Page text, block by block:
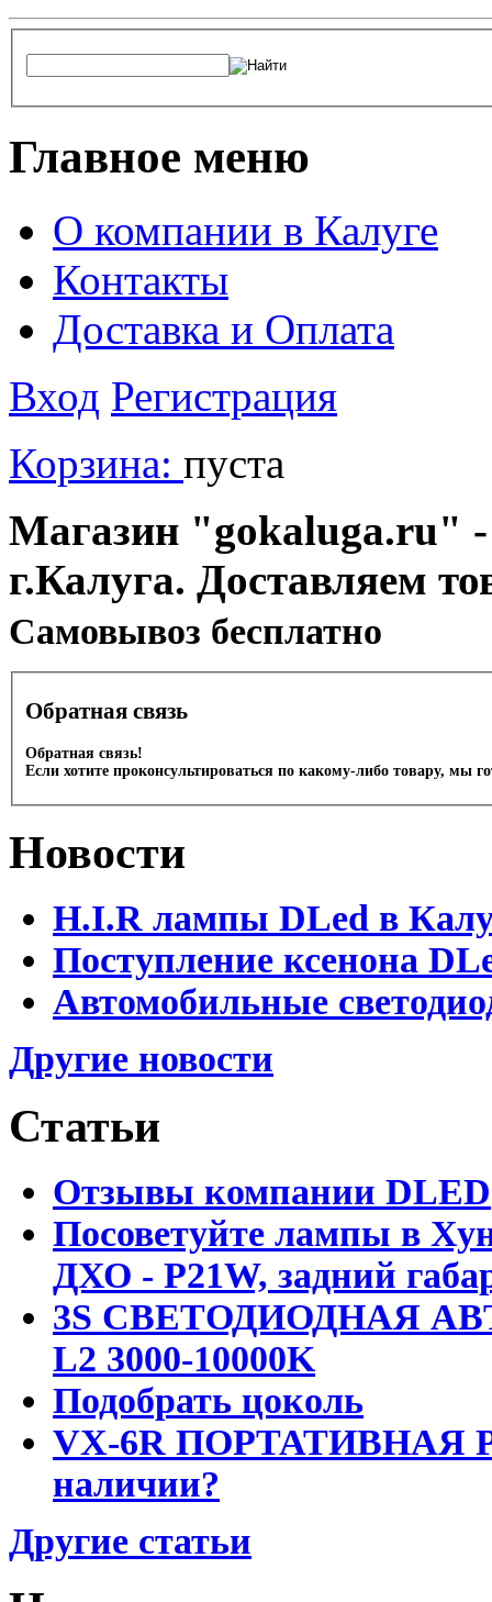
Главное меню
О компании в Калуге
Контакты
Доставка и Оплата
Вход Регистрация
Корзина: пуста
Магазин "gokaluga.ru" -
г.Калуга. Доставляем
Cамовывоз бесплатно
Обратная связь
Обратная связь!
Если хотите проконсультироваться по какому-либо товару, мы
Новости
H.I.R лампы DLed в
Поступление ксенона
Автомобильные
Другие новости
Статьи
Отзывы компании DLED
Посоветуйте лампы в
ДХО - P21W, задний
3S СВЕТОДИОДНАЯ
L2 3000-10000K
Подобрать цоколь
VX-6R ПОРТАТИВНАЯ
наличии?
Другие статьи